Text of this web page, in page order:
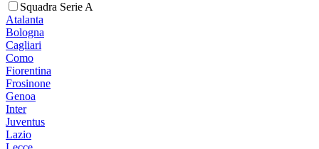
Squadra Serie A
Atalanta
Bologna
Cagliari
Como
Fiorentina
Frosinone
Genoa
Inter
Juventus
Lazio